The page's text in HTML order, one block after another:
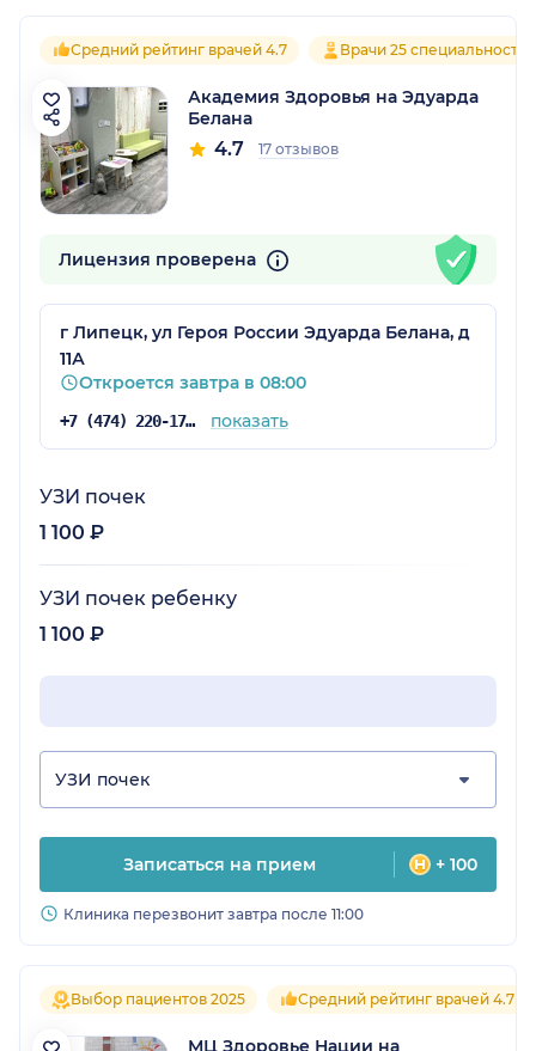
Средний рейтинг врачей 4.7 Врачи 25 специальностей
Академия Здоровья на Эдуарда
Белана
4.7 17 отзывов
Лицензия проверена
г Липецк, ул Героя России Эдуарда Белана, д
11А
Откроется завтра в 08:00
+7 (474) 220-17-45 показать
УЗИ почек
1 100 ₽
УЗИ почек ребенку
1 100 ₽
УЗИ почек
Записаться на прием + 100
Клиника перезвонит завтра после 11:00
Выбор пациентов 2025 Средний рейтинг врачей 4.7
МЦ Здоровье Нации на